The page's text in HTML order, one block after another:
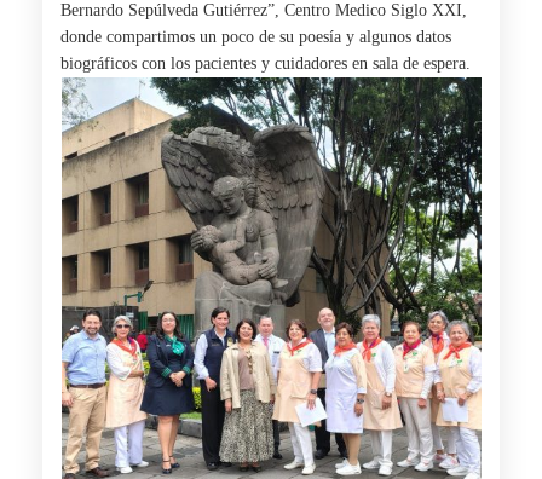
Bernardo Sepúlveda Gutiérrez”, Centro Medico Siglo XXI,
donde compartimos un poco de su poesía y algunos datos
biográficos con los pacientes y cuidadores en sala de espera.